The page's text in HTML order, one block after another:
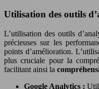
Utilisation des outils
L’utilisation des outils
précieuses sur les
points d’amélioration.
plus cruciale pour la
facilitant ainsi la
Google Analytics :